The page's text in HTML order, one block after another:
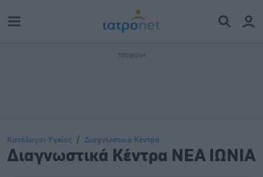
Κατάλογοι Υγείας Διαγνωστικά Κέντρα
Διαγνωστικά Κέντρα ΝΕΑ ΙΩΝΙΑ